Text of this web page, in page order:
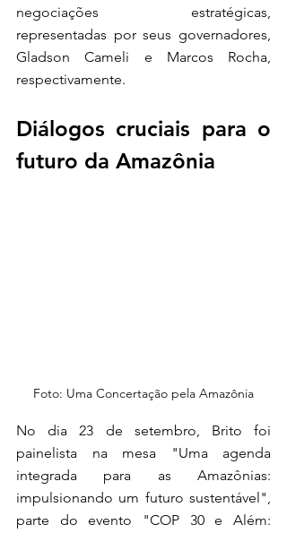
negociações estratégicas,
representadas por seus governadores,
Gladson Cameli e Marcos Rocha,
respectivamente.
Diálogos cruciais para o
futuro da Amazônia
Foto: Uma Concertação pela Amazônia
No dia 23 de setembro, Brito foi
painelista na mesa "Uma agenda
integrada para as Amazônias:
impulsionando um futuro sustentável",
parte do evento "COP 30 e Além: